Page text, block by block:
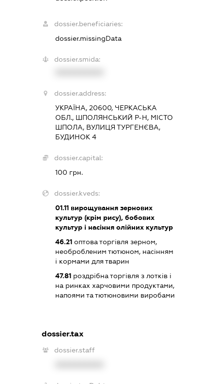
dossier.beneficiaries:
dossier.missingData
dossier.smida:
dossier.address:
УКРАЇНА, 20600, ЧЕРКАСЬКА
ОБЛ., ШПОЛЯНСЬКИЙ Р-Н, МІСТО
ШПОЛА, ВУЛИЦЯ ТУРГЕНЄВА,
БУДИНОК 4
dossier.capital:
100 грн.
dossier.kveds:
01.11 вирощування зернових
культур (крім рису), бобових
культур і насіння олійних культур
46.21 оптова торгівля зерном,
необробленим тютюном, насінням
і кормами для тварин
47.81 роздрібна торгівля з лотків і
на ринках харчовими продуктами,
напоями та тютюновими виробами
dossier.tax
dossier.staff